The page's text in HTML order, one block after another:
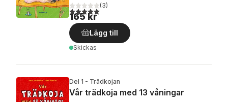
5,0utav 5 stjärnor. Totalt antal röster:
(3)
165 kr
Lägg till
Skickas
Del 1 - Trädkojan
Vår trädkoja med 13 våningar